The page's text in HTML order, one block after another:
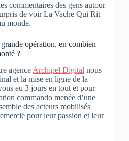
commentaires des gens autour
de voir La Vache Qui Rit
monde.
opération, en combien
?
agence Archipel Digital nous
et la mise en ligne de la
eu 3 jours en tout et pour
commando menée d’une
des acteurs mobilisés
pour leur passion et leur